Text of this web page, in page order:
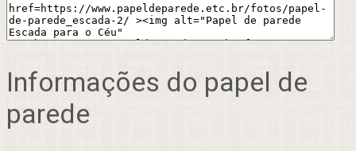
Informações do papel de
parede